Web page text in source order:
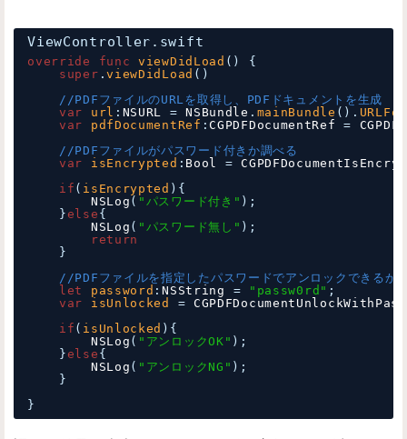
ViewController.swift
override func viewDidLoad () {
super .viewDidLoad ()
//PDFファイルのURLを取得し、PDFドキュメントを生成
var
url : NSURL = NSBundle . mainBundle ().
var
pdfDocumentRef :CGPDFDocumentRef =
//PDFファイルがパスワード付きか調べる
var
isEncrypted : Bool =
if ( isEncrypted ){
NSLog ( "パスワード付き" );
}else {
NSLog ( "パスワード無し" );
return
}
//PDFファイルを指定したパスワードでアンロックできるか
let
password :NSString = "passw0rd" ;
var
isUnlocked =
if ( isUnlocked ){
NSLog ( "アンロックOK" );
}else {
NSLog ( "アンロックNG" );
}
}